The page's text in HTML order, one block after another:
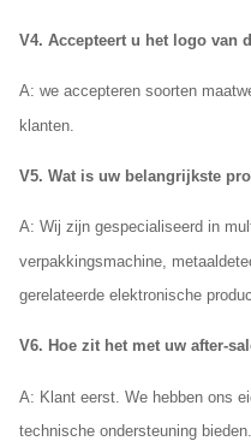
V4. Accepteert u het logo van
A: we accepteren soorten
klanten.
V5. Wat is uw belangrijkste
A: Wij zijn gespecialiseerd in
verpakkingsmachine,
gerelateerde elektronische
V6. Hoe zit het met uw after-
A: Klant eerst. We hebben ons
technische ondersteuning